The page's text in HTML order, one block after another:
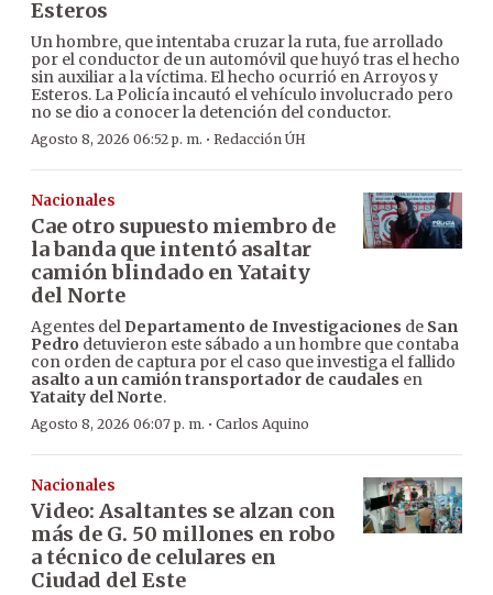
Esteros
Un hombre, que intentaba cruzar la ruta, fue arrollado
por el conductor de un automóvil que huyó tras el hecho
sin auxiliar a la víctima. El hecho ocurrió en Arroyos y
Esteros. La Policía incautó el vehículo involucrado pero
no se dio a conocer la detención del conductor.
Agosto 8, 2026 06:52 p. m. · Redacción ÚH
Nacionales
Cae otro supuesto miembro de
la banda que intentó asaltar
camión blindado en Yataity
del Norte
Agentes del Departamento de Investigaciones de San
Pedro detuvieron este sábado a un hombre que contaba
con orden de captura por el caso que investiga el fallido
asalto a un camión transportador de caudales en
Yataity del Norte.
Agosto 8, 2026 06:07 p. m. · Carlos Aquino
Nacionales
Video: Asaltantes se alzan con
más de G. 50 millones en robo
a técnico de celulares en
Ciudad del Este